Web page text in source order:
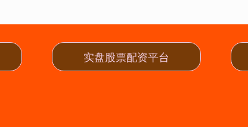
实盘股票配资平台